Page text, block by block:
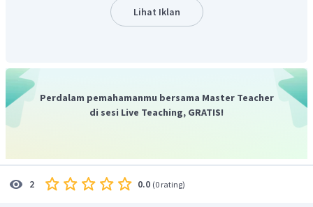
Jadi, jawaban yang tepat adalah D.
Lihat Iklan
Perdalam pemahamanmu bersama Master Teacher
di sesi Live Teaching, GRATIS!
2 0.0 (0 rating)